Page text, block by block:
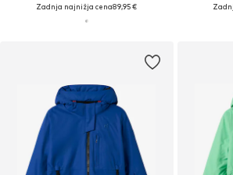
Zadnja najnižja cena89,95 €